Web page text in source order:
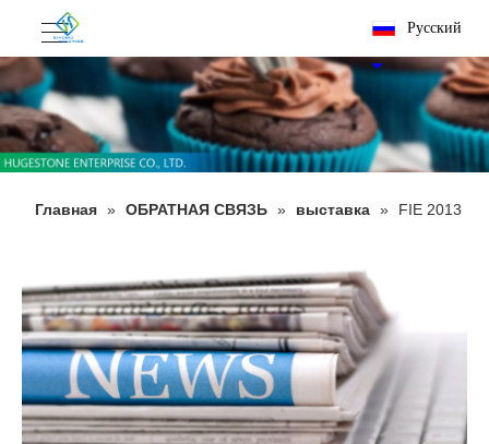
Pусский
Главная » ОБРАТНАЯ СВЯЗЬ » выставка » FIE 2013